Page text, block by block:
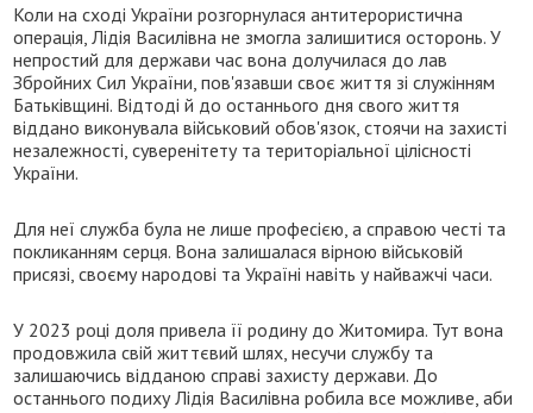
Коли на сході України розгорнулася антитерористична
операція, Лідія Василівна не змогла залишитися осторонь. У
непростий для держави час вона долучилася до лав
Збройних Сил України, пов'язавши своє життя зі служінням
Батьківщині. Відтоді й до останнього дня свого життя
віддано виконувала військовий обов'язок, стоячи на захисті
незалежності, суверенітету та територіальної цілісності
України.
Для неї служба була не лише професією, а справою честі та
покликанням серця. Вона залишалася вірною військовій
присязі, своєму народові та Україні навіть у найважчі часи.
У 2023 році доля привела її родину до Житомира. Тут вона
продовжила свій життєвий шлях, несучи службу та
залишаючись відданою справі захисту держави. До
останнього подиху Лідія Василівна робила все можливе, аби